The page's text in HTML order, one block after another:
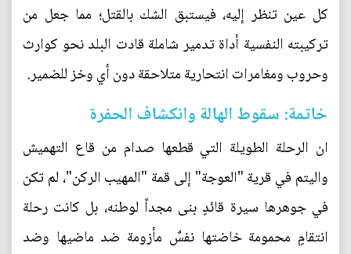
كل عين تنظر إليه، فيستبق الشك بالقتل؛ مما جعل من
تركيبته النفسية أداة تدمير شاملة قادت البلد نحو كوارث
وحروب ومغامرات انتحارية متلاحقة دون أي وخز للضمير.
خاتمة: سقوط الهالة وانكشاف الحفرة
ان الرحلة الطويلة التي قطعها صدام من قاع التهميش
واليتم في قرية "العوجة" إلى قمة "المهيب الركن"، لم تكن
في جوهرها سيرة قائدٍ بنى مجداً لوطنه، بل كانت رحلة
انتقامٍ محمومة خاضتها نفسٌ مأزومة ضد ماضيها وضد